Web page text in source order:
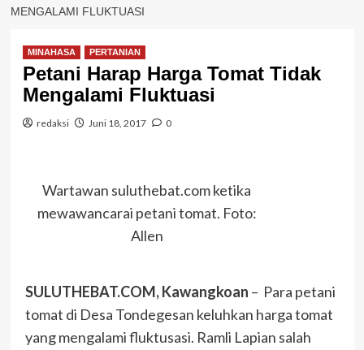
MENGALAMI FLUKTUASI
MINAHASA PERTANIAN
Petani Harap Harga Tomat Tidak
Mengalami Fluktuasi
redaksi Juni 18, 2017 0
Wartawan suluthebat.com ketika
mewawancarai petani tomat. Foto:
Allen
SULUTHEBAT.COM, Kawangkoan – Para petani
tomat di Desa Tondegesan keluhkan harga tomat
yang mengalami fluktusasi. Ramli Lapian salah